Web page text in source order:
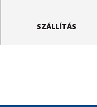
SZÁLLÍTÁS